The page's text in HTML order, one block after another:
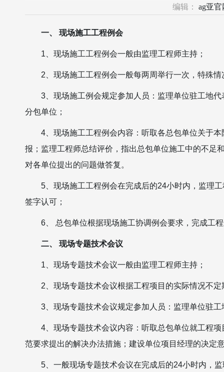
编辑： ag亚
一、 现场施工工程例会
1、现场施工工程例会一般由监理工程师主持；
2、现场施工工程例会一般每两周举行一次，特殊
3、现场施工例会规定参加人员：监理单位驻工地
分包单位；
4、现场施工工程例会内容：听取各总包单位关于
报；监理工程师总结评价，指出总包单位施工中的不足
对各单位提出的问题做答复。
5、现场施工工程例会在完成后的24小时内，监理
签字认可；
6、 总包单位根据现场施工协调例会要求，完成工
二、 现场专题技术会议
1、现场专题技术会议一般由监理工程师主持；
2、现场专题技术会议根据工程项目的实际情况不定
3、现场专题技术会议规定参加人员：监理单位驻
4、现场专题技术会议内容：听取总包单位就工程
范要求提出的解决办法措施；建设单位项目经理的决定
5、一般现场专题技术会议在完成后的24小时内，